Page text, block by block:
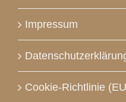
Impressum
Cookie-Richtlinie